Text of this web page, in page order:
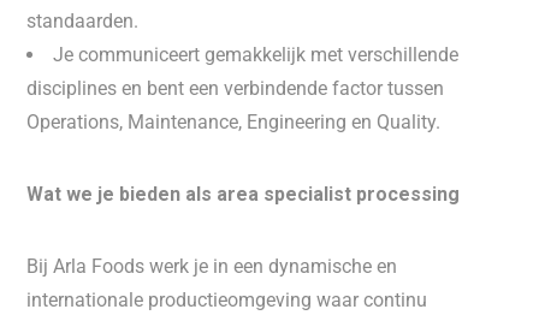
standaarden.
Je communiceert gemakkelijk met verschillende
disciplines en bent een verbindende factor tussen
Operations, Maintenance, Engineering en Quality.
Wat we je bieden als area specialist processing
Bij Arla Foods werk je in een dynamische en
internationale productieomgeving waar continu